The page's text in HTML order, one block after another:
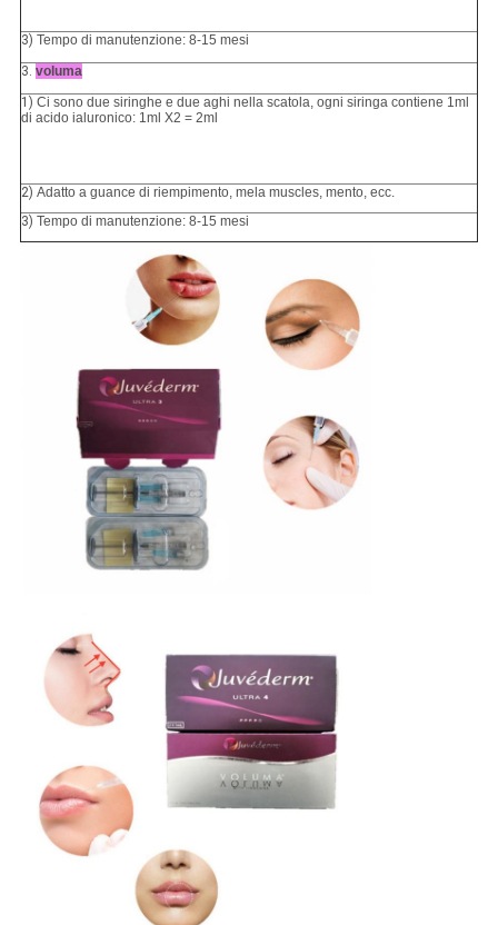
3) Tempo di manutenzione: 8-15 mesi
3. voluma
1) Ci sono due siringhe e due aghi nella scatola, ogni siringa contiene 1ml
di acido ialuronico: 1ml X2 = 2ml
2) Adatto a guance di riempimento, mela muscles, mento, ecc.
3) Tempo di manutenzione: 8-15 mesi